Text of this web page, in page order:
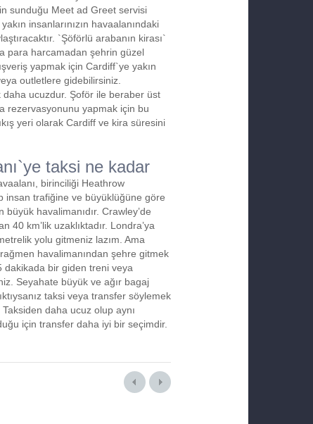
sunduğu Meet ad Greet servisi
insanlarınızın havaalanındaki
`Şöförlü arabanın kirası`
para harcamadan şehrin güzel
yapmak için Cardiff`ye yakın
outletlere gidebilirsiniz.
ucuzdur. Şoför ile beraber üst
rezervasyonunu yapmak için bu
yeri olarak Cardiff ve kira süresini
taksi ne kadar
birinciliği Heathrow
insan trafiğine ve büyüklüğüne göre
büyük havalimanıdır. Crawley’de
40 km’lik uzaklıktadır. Londra’ya
yolu gitmeniz lazım. Ama
havalimanından şehre gitmek
dakikada bir giden treni veya
Seyahate büyük ve ağır bagaj
taksi veya transfer söylemek
Taksiden daha ucuz olup aynı
için transfer daha iyi bir seçimdir.